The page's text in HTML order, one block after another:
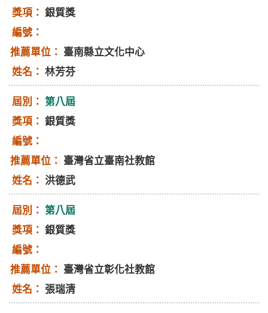
銀質獎
臺南縣立文化中心
林芳芬
第八屆
銀質獎
臺灣省立臺南社教館
洪德武
第八屆
銀質獎
臺灣省立彰化社教館
張瑞清